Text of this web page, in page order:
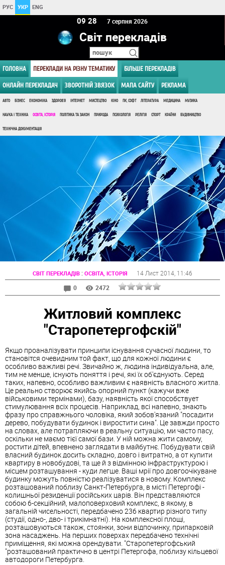
РУС УКР ENG
09:28 7 серпня 2026
Світ перекладів
ГОЛОВНА ПЕРЕКЛАДИ НА РІЗНУ ТЕМАТИКУ БІЛЬШЕ ПЕРЕКЛАДІВ
ОНЛАЙН ПЕРЕКЛАДАЧ ЗВОРОТНІЙ ЗВЯЗОК МАПА САЙТУ РЕКЛАМА
АВТО БІЗНЕС ЕКОНОМІКА ЗДОРОВ'Я ІНТЕРНЕТ МИСТЕЦТВО КІНО ПК, СОФТ ЛІТЕРАТУРА МЕДИЦИНА МУЗИКА
НАУКА І ТЕХНІКА ОСВІТА, ІСТОРІЯ ПОЛІТИКА ТА ЗАКОН ПРИРОДА ПСИХОЛОГІЯ РЕЛІГІЯ СПОРТ КРАЇНИ БУДІВНИЦТВО
ТЕХНІЧНА ДОКУМЕНТАЦІЯ
СВІТ ПЕРЕКЛАДІВ : ОСВІТА, ІСТОРІЯ 14 Лист 2014 , 11:46
0
2472
Житловий комплекс
"Старопетергофскій"
Якщо проаналізувати принципи існування сучасної людини, то
становітся очевидним той факт, що для кожної людини є
особливо важливі речі. Звичайно ж, людина індивідуальна, але,
тим не менше, існують поняття і речі, які їх об'єднують. Серед
таких, напевно, особливо важливим є наявність власного житла.
Це реально створює якийсь опорний пункт (кажучи вже
військовими термінами), базу, наявність якої способствует
стимулювання всіх процесів. Наприклад, всі напевно, знають
фразу про справжнього чоловіка, який зобов'язаний "посадити
дерево, побудувати будинок і виростити сина". Це завжди просто
на словах, але потрапляючи в реальну ситуацію, ми часто пасу,
оскільки не маємо тієї самої бази. У ній можна жити самому,
ростити дітей, впевнено заглядати в майбутнє. Побудувати свій
власний будинок досить складно, довго і витратно, а от купити
квартиру в новобудові, та ще й з відмінною інфраструктурою і
місцем розташування - куди легше. Ваші мрії про довгоочікуване
будинку можуть повністю реалізуватися в новому. Комплекс
розташований поблизу Санкт-Петербурга, в місті Петергофі -
колишньої резиденції російських царів. Він представляются
собою 6-секційний, малоповерховий комплекс, в якому, в
загальній чисельності, передбачено 236 квартир різного типу
(студії, одно-, дво- і трикімнатні). На комплексної площі,
розташовуються також, стоянки, зони відпочинку, припарковій
зона насаджень. На перших поверхах передбачено технічні
приміщення, які можна орендувати. "Старопетергофський
"розташований практично в центрі Петергофа, поблизу кільцевої
автодороги Петербурга.